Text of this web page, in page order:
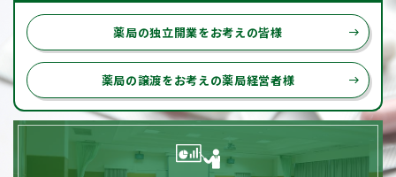
薬局の独立開業をお考えの皆様 east
薬局の譲渡をお考えの薬局経営者様 east